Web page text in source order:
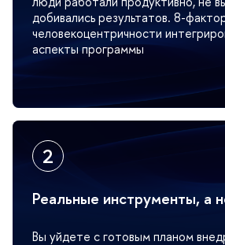
добивались результатов. 8-
человекоцентричности
аспекты программы
Реальные инструменты, а
ы уйдете с готовым планом